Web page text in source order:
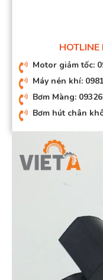
Motor giảm tốc:
Máy nén khí:
Bơm Màng:
Bơm hút chân